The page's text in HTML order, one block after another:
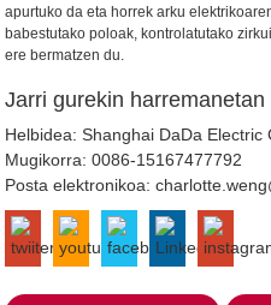
apurtuko da eta horrek arku
babestutako poloak, kontrolatutako
ere bermatzen du.
Jarri gurekin harremanetan
Helbidea: Shanghai DaDa Electric
Mugikorra:0086-15167477792
Posta elektronikoa: